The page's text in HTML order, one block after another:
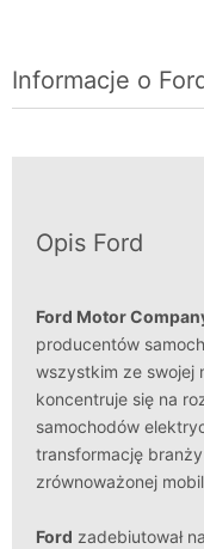
Informacje o
Opis Ford
Ford Motor
producentów
wszystkim ze swojej
koncentruje się na
samochodów
transformację
zrównoważonej
Ford zadebiutował